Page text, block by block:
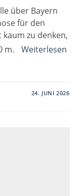
über Bayern
für den
zu denken,
m.
Weiterlesen
24. JUNI 2026